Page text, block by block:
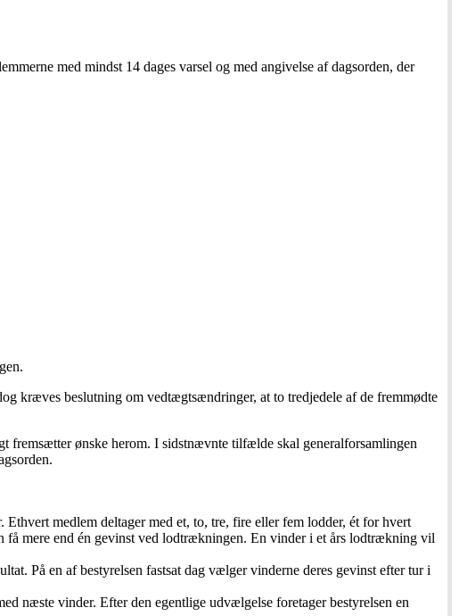
med mindst 14 dages varsel og med angivelse af dagsorden, der
kræves beslutning om vedtægtsændringer, at to tredjedele af de fremmødte
fremsætter ønske herom. I sidstnævnte tilfælde skal generalforsamlingen
medlem deltager med et, to, tre, fire eller fem lodder, ét for hvert
få mere end én gevinst ved lodtrækningen. En vinder i et års lodtrækning vil
På en af bestyrelsen fastsat dag vælger vinderne deres gevinst efter tur i
næste vinder. Efter den egentlige udvælgelse foretager bestyrelsen en